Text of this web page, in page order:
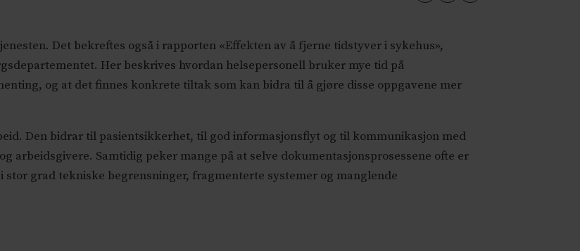
Det bekreftes også i rapporten «Effekten av å fjerne tidstyver i sykehus»,
Her beskrives hvordan helsepersonell bruker mye tid på
og at det finnes konkrete tiltak som kan bidra til å gjøre disse oppgavene mer
Den bidrar til pasientsikkerhet, til god informasjonsflyt og til kommunikasjon med
arbeidsgivere. Samtidig peker mange på at selve dokumentasjonsprosessene ofte er
grad tekniske begrensninger, fragmenterte systemer og manglende